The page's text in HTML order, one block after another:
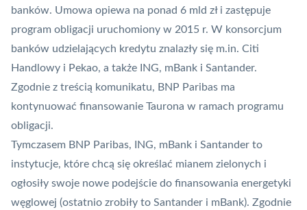
banków. Umowa opiewa na ponad 6 mld zł i zastępuje
program obligacji uruchomiony w 2015 r. W konsorcjum
banków udzielających kredytu znalazły się m.in. Citi
Handlowy i Pekao, a także ING, mBank i Santander.
Zgodnie z treścią komunikatu, BNP Paribas ma
kontynuować finansowanie Taurona w ramach programu
obligacji.
Tymczasem BNP Paribas, ING, mBank i Santander to
instytucje, które chcą się określać mianem zielonych i
ogłosiły swoje nowe podejście do finansowania energetyki
węglowej (ostatnio zrobiły to Santander i mBank). Zgodnie